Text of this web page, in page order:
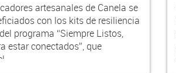
artesanales de Canela se
con los kits de resiliencia
programa “Siempre Listos,
estar conectados”, que